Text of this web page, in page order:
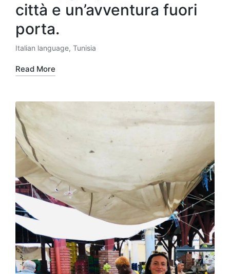
città e un’avventura fuori
porta.
Posted
in
Italian language, Tunisia
Read More